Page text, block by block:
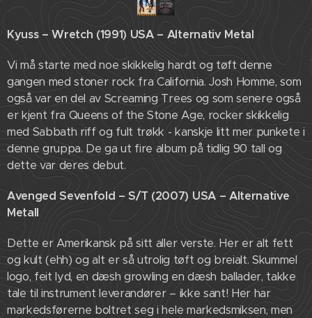
Kyuss – Wretch (1991) USA – Alternativ Metal
Vi må starte med noe skikkelig hardt og tøft denne
gangen med stoner rock fra California. Josh Homme, som
også var en del av Screaming Trees og som senere også
er kjent fra Queens of the Stone Age, rocker skikkelig
med Sabbath riff og fult trøkk - kanskje litt mer punkete i
denne gruppa. De ga ut fire album på tidlig 90 tall og
dette var deres debut.
Avenged Sevenfold – S/T (2007) USA – Alternative
Metall
Dette er Amerikansk på sitt aller verste. Her er alt fett
og kult (ehh) og alt er så utrolig tøft og breialt. Skummel
logo, feit lyd, en dæsh growling en dæsh ballader, takke
tale til instrument leverandører – ikke sant! Her har
markedsførerne boltret seg i hele markedsmiksen, men